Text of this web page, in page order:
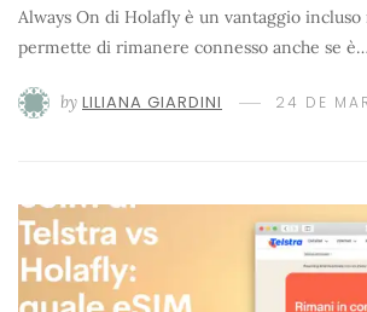
Always On di Holafly è un vantaggio
permette di rimanere connesso anche se è…
by LILIANA GIARDINI 24 DE